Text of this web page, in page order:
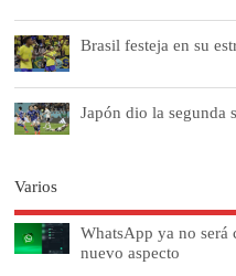
Brasil festeja en su
Japón dio la segunda
Varios
WhatsApp ya no será
nuevo aspecto